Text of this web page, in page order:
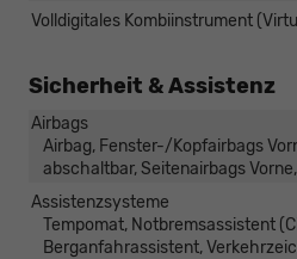
Volldigitales Kombiinstrument
Sicherheit & Assistenz
Airbags
Airbag, Fenster-/Kopfairbags
abschaltbar, Seitenairbags
Assistenzsysteme
Tempomat, Notbremsassistent
Berganfahrassistent,